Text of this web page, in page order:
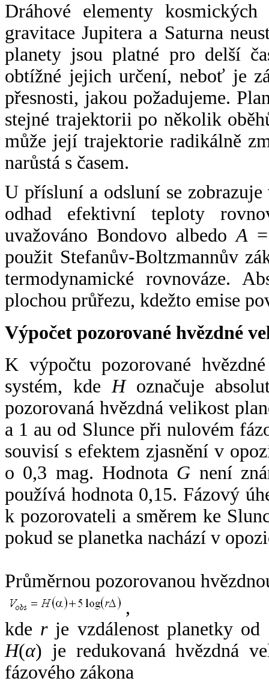
Dráhové elementy
gravitace Jupitera a Saturna
planety jsou platné pro delší
obtížné jejich určení, neboť je
přesnosti, jakou požadujeme.
stejné trajektorii po několik
může její trajektorie radikálně
narůstá s časem.
U přísluní a odsluní se
odhad efektivní teploty
uvažováno Bondovo albedoA
použit Stefanův-Boltzmannův
termodynamické rovnováze.
plochou průřezu, kdežto emise
Výpočet pozorované hvězdné
K výpočtu pozorované
systém, kde Hoznačuje
pozorovaná hvězdná velikost
a 1 au od Slunce při nulovém
souvisí s efektem zjasnění v
o 0,3 mag. Hodnota G není
používá hodnota 0,15. Fázový
k pozorovateli a směrem ke
pokud se planetka nachází v
Průměrnou pozorovanou
,
kde rje vzdálenost planetky od
H(α) je redukovaná hvězdná
fázového zákona